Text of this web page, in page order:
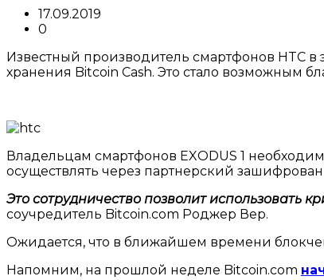
17.09.2019
0
Известный производитель смартфонов HTC в
хранения Bitcoin Cash. Это стало возможным
Владельцам смартфонов EXODUS 1
осуществлять через партнерский
Это сотрудничество позволит использовать
соучредитель Bitcoin.com Роджер Вер.
Ожидается, что в ближайшем времени
Напомним, на прошлой неделе Bitcoin.com